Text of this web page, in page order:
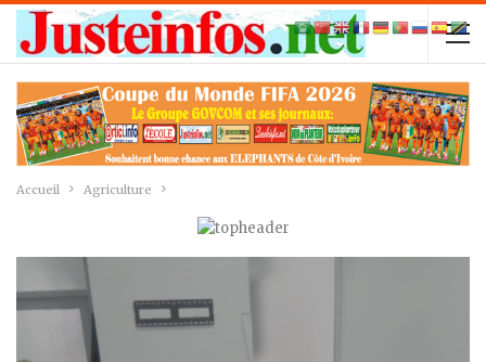
Accueil Agriculture